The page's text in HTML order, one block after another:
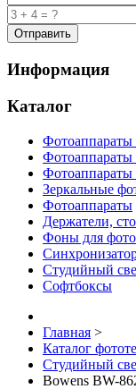
Информация
Каталог
Фотоаппараты
Фотоаппараты
Фотоаппараты
Зеркальные
Фотоаппараты
Держатели,
Фоны для
Студийный
Софтбоксы
Главная >
Каталог
Студийный
Bowens BW-